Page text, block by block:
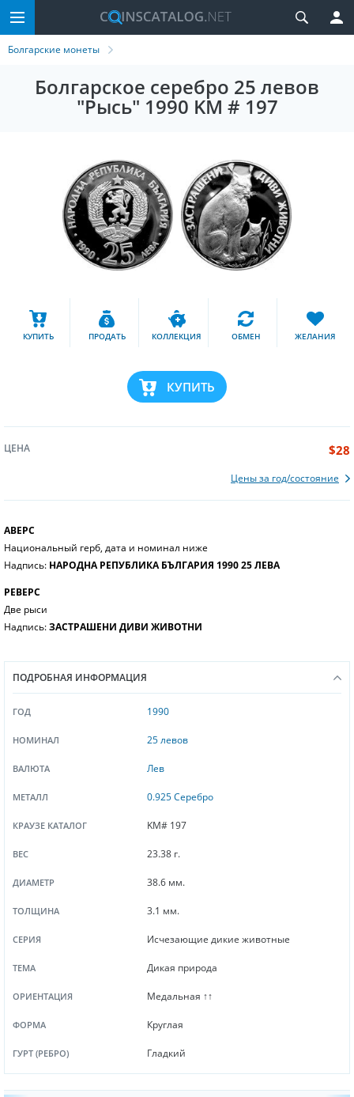
Болгарские монеты
Болгарское серебро 25 левов
"Рысь" 1990 KM # 197
КУПИТЬ ПРОДАТЬ КОЛЛЕКЦИЯ ОБМЕН ЖЕЛАНИЯ
КУПИТЬ
ЦЕНА $28
Цены за год/состояние
АВЕРС
Национальный герб, дата и номинал ниже
Надпись: НАРОДНА РЕПУБЛИКА БЪЛГАРИЯ 1990 25 ЛЕВА
РЕВЕРС
Две рыси
Надпись:ЗАСТРАШЕНИ ДИВИ ЖИВОТНИ
ПОДРОБНАЯ ИНФОРМАЦИЯ
ГОД 1990
НОМИНАЛ 25 левов
ВАЛЮТА Лев
МЕТАЛЛ 0.925 Серебро
КРАУЗЕ КАТАЛОГ KM# 197
ВЕС 23.38 г.
ДИАМЕТР 38.6 мм.
ТОЛЩИНА 3.1 мм.
СЕРИЯ Исчезающие дикие животные
ТЕМА Дикая природа
ОРИЕНТАЦИЯ Медальная ↑↑
ФОРМА Круглая
ГУРТ (РЕБРО) Гладкий